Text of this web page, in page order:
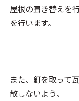
屋根の葺き替えを
を行います。
また、釘を取って
散しないよう、